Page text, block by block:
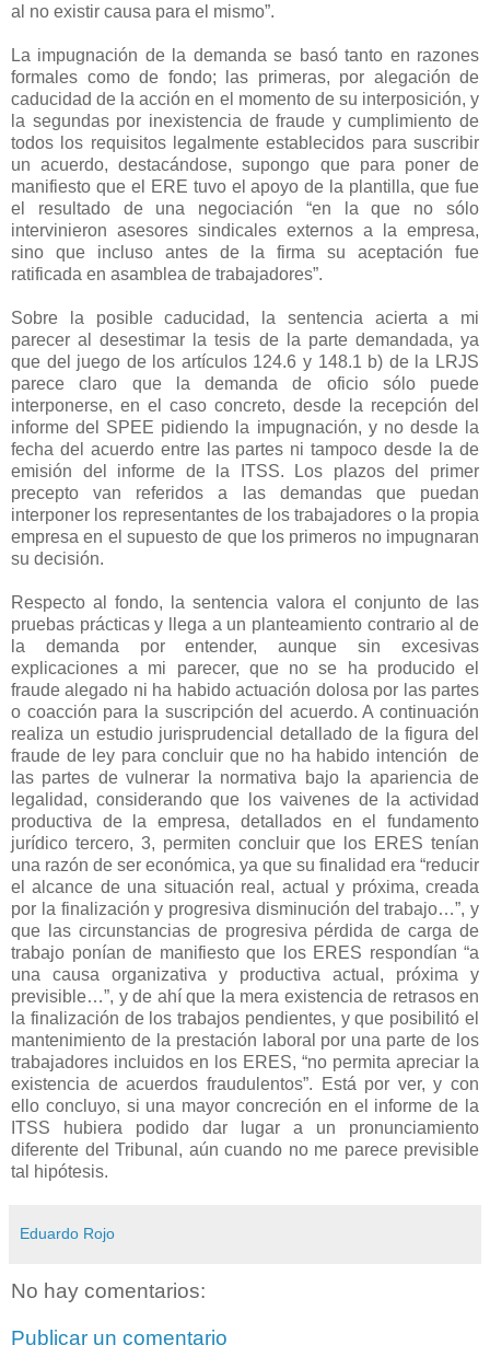
al no existir causa para el mismo”.
La impugnación de la demanda se basó tanto en razones
formales como de fondo; las primeras, por alegación de
caducidad de la acción en el momento de su interposición, y
la segundas por inexistencia de fraude y cumplimiento de
todos los requisitos legalmente establecidos para suscribir
un acuerdo, destacándose, supongo que para poner de
manifiesto que el ERE tuvo el apoyo de la plantilla, que fue
el resultado de una negociación “en la que no sólo
intervinieron asesores sindicales externos a la empresa,
sino que incluso antes de la firma su aceptación fue
ratificada en asamblea de trabajadores”.
Sobre la posible caducidad, la sentencia acierta a mi
parecer al desestimar la tesis de la parte demandada, ya
que del juego de los artículos 124.6 y 148.1 b) de la LRJS
parece claro que la demanda de oficio sólo puede
interponerse, en el caso concreto, desde la recepción del
informe del SPEE pidiendo la impugnación, y no desde la
fecha del acuerdo entre las partes ni tampoco desde la de
emisión del informe de la ITSS. Los plazos del primer
precepto van referidos a las demandas que puedan
interponer los representantes de los trabajadores o la propia
empresa en el supuesto de que los primeros no impugnaran
su decisión.
Respecto al fondo, la sentencia valora el conjunto de las
pruebas prácticas y llega a un planteamiento contrario al de
la demanda por entender, aunque sin excesivas
explicaciones a mi parecer, que no se ha producido el
fraude alegado ni ha habido actuación dolosa por las partes
o coacción para la suscripción del acuerdo. A continuación
realiza un estudio jurisprudencial detallado de la figura del
fraude de ley para concluir que no ha habido intención
de
las partes de vulnerar la normativa bajo la apariencia de
legalidad, considerando que los vaivenes de la actividad
productiva de la empresa, detallados en el fundamento
jurídico tercero, 3, permiten concluir que los ERES tenían
una razón de ser económica, ya que su finalidad era “reducir
el alcance de una situación real, actual y próxima, creada
por la finalización y progresiva disminución del trabajo…”, y
que las circunstancias de progresiva pérdida de carga de
trabajo ponían de manifiesto que los ERES respondían “a
una causa organizativa y productiva actual, próxima y
previsible…”, y de ahí que la mera existencia de retrasos en
la finalización de los trabajos pendientes, y que posibilitó el
mantenimiento de la prestación laboral por una parte de los
trabajadores incluidos en los ERES, “no permita apreciar la
existencia de acuerdos fraudulentos”. Está por ver, y con
ello concluyo, si una mayor concreción en el informe de la
ITSS hubiera podido dar lugar a un pronunciamiento
diferente del Tribunal, aún cuando no me parece previsible
tal hipótesis.
Eduardo Rojo
No hay comentarios:
Publicar un comentario